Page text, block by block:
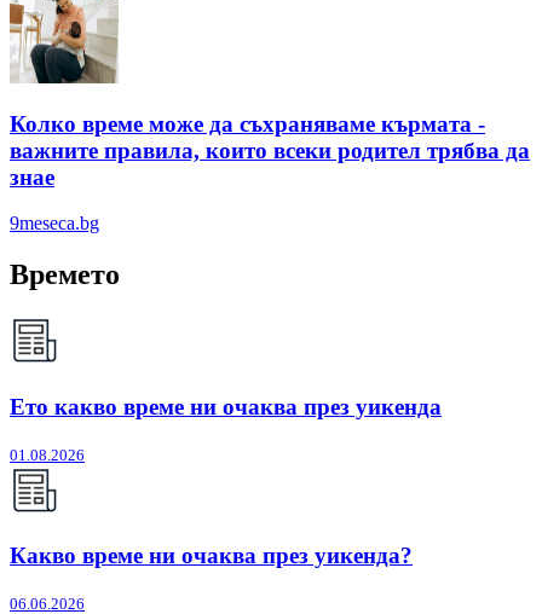
Колко време може да съхраняваме кърмата -
важните правила, които всеки родител трябва да
знае
9meseca.bg
Времето
Ето какво време ни очаква през уикенда
01.08.2026
Какво време ни очаква през уикенда?
06.06.2026